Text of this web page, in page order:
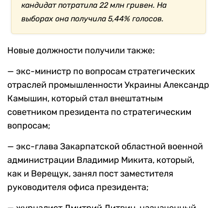
кандидат потратила 22 млн гривен. На
выборах она получила 5,44% голосов.
Новые должности получили также:
— экс-министр по вопросам стратегических
отраслей промышленности Украины Александр
Камышин, который стал внештатным
советником президента по стратегическим
вопросам;
— экс-глава Закарпатской областной военной
администрации Владимир Микита, который,
как и Верещук, занял пост заместителя
руководителя офиса президента;